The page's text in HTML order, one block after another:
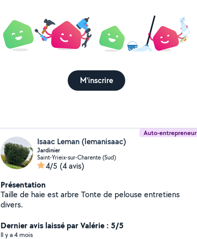
M'inscrire
Auto-entrepreneur
Isaac Leman (lemanisaac)
Jardinier
Saint-Yrieix-sur-Charente (Sud)
4/5 (4 avis)
Présentation
Taille de haie est arbre Tonte de pelouse entretiens
divers.
Dernier avis laissé par Valérie : 5/5
Il y a 4 mois